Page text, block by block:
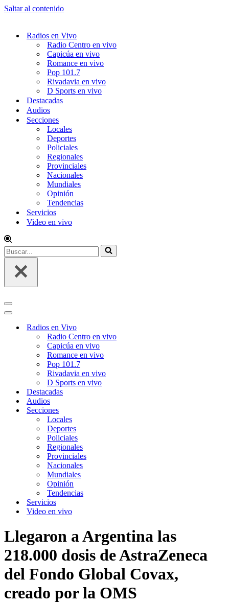
Saltar al contenido
Radios en Vivo
Radio Centro en vivo
Capicúa en vivo
Romance en vivo
Pop 101.7
Rivadavia en vivo
D Sports en vivo
Destacadas
Audios
Secciones
Locales
Deportes
Policiales
Regionales
Provinciales
Nacionales
Mundiales
Opinión
Tendencias
Servicios
Video en vivo
Buscar...
Menú
de
Menú
navegaciónRadios en Vivo
Radio Centro en vivo
Capicúa en vivo
Romance en vivo
Pop 101.7
Rivadavia en vivo
D Sports en vivo
Destacadas
Audios
Secciones
Locales
Deportes
Policiales
Regionales
Provinciales
Nacionales
Mundiales
Opinión
Tendencias
Servicios
Video en vivo
Llegaron a Argentina las
218.000 dosis de AstraZeneca
del Fondo Global Covax,
creado por la OMS